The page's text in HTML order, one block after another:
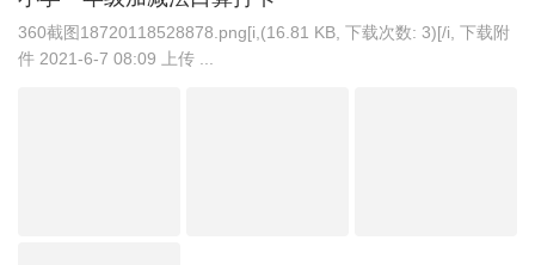
360截图18720118528878.png[i,(16.81 KB, 下载次数: 3)[/i, 下载附
件 2021-6-7 08:09 上传 ...